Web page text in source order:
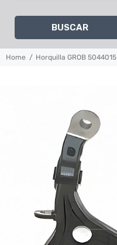
BUSCAR
Home Horquilla GROB 5044015